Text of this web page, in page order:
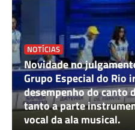
NOTÍCIAS
Novidade no
Grupo Especial do Rio
desempenho do canto
tanto a parte
vocal da ala musical.